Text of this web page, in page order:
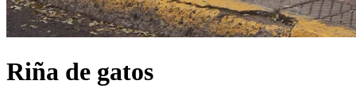
Riña de gatos